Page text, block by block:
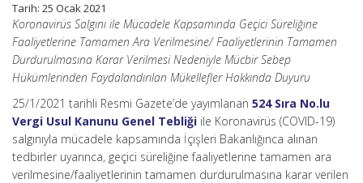
Tarih: 25 Ocak 2021
Koronavirüs Salgını ile Mücadele Kapsamında Geçici Süreliğine
Faaliyetlerine Tamamen Ara Verilmesine/ Faaliyetlerinin Tamamen
Durdurulmasına Karar Verilmesi Nedeniyle Mücbir Sebep
Hükümlerinden Faydalandırılan Mükellefler Hakkında Duyuru
25/1/2021 tarihli Resmi Gazete’de yayımlanan 524 Sıra No.lu
Vergi Usul Kanunu Genel Tebliği ile Koronavirüs (COVID-19)
salgınıyla mücadele kapsamında İçişleri Bakanlığınca alınan
tedbirler uyarınca, geçici süreliğine faaliyetlerine tamamen ara
verilmesine/faaliyetlerinin tamamen durdurulmasına karar verilen